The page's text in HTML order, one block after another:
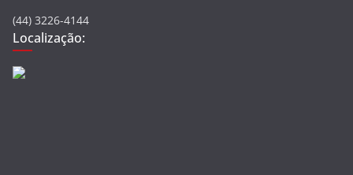
(44) 3226-4144
Localização: